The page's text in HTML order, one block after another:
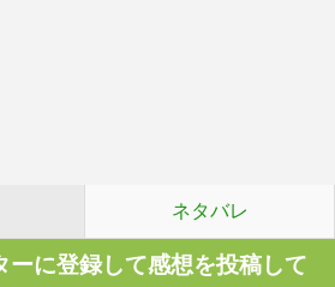
ネタバレ
ーに登録して感想を投稿して